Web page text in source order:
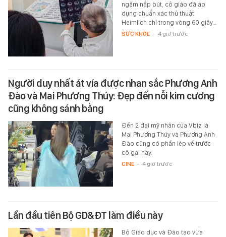
ngậm nắp bút, cô giáo đã áp
dụng chuẩn xác thủ thuật
Heimlich chỉ trong vòng 60 giây…
SỨC KHỎE - 4 giờ trước
Người duy nhất át vía được nhan sắc Phương Anh
Đào và Mai Phương Thúy: Đẹp đến nỗi kim cương
cũng không sánh bằng
Đến 2 đại mỹ nhân của Vbiz là
Mai Phương Thúy và Phương Anh
Đào cũng có phần lép vế trước
cô gái này.
CINE - 4 giờ trước
Lần đầu tiên Bộ GD&ĐT làm điều này
Bộ Giáo dục và Đào tạo vừa